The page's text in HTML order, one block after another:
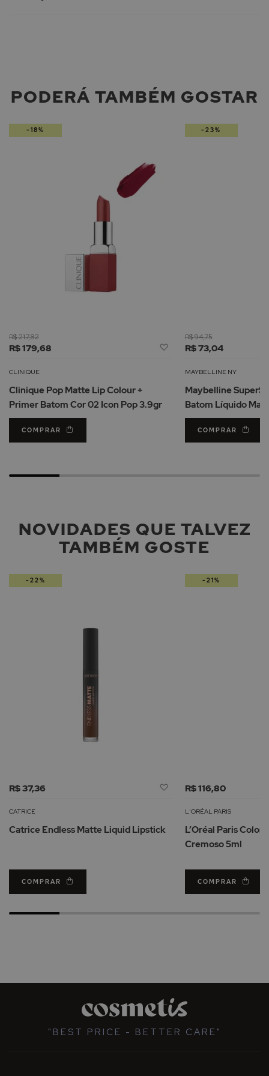
PODERÁ TAMBÉM GOSTAR
R$ 179,68
R$ 217,82
Adicionar
Lista
Desejos
CLINIQUE
Clinique Pop Matte Lip Colour +
Primer Batom Cor 02 Icon Pop 3.9gr
COMPRAR
-18%
R$ 73,04
R$ 94,75
MAYBELLINE NY
Maybelline
Batom Líquido
COMPRAR
-23%
NOVIDADES QUE TALVEZ
TAMBÉM GOSTE
R$ 37,36
Adicionar
Lista
Desejos
CATRICE
Catrice Endless Matte Liquid Lipstick
COMPRAR
-22%
R$ 116,80
L'ORÉAL PARIS
L’Oréal Paris Color
Cremoso 5ml
COMPRAR
-21%
"BEST PRICE - BETTER CARE"